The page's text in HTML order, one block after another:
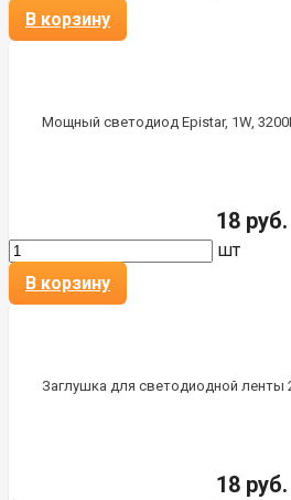
В корзину
Мощный светодиод Epistar, 1W,
18 руб.
шт
В корзину
Заглушка для светодиодной ленты
18 руб.